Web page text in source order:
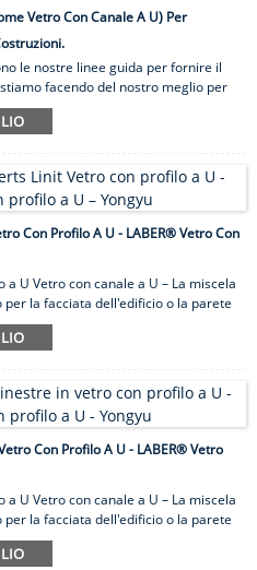
Vetro Con Canale A U) Per
le nostre linee guida per fornire il
facendo del nostro meglio per
nostro campo per soddisfare le
Glass (noto anche come U Channel
offrire soluzioni di alta qualità,
onesta.Benvenuti a tutti i buoni
per lo sviluppo ...
Con Profilo A U - LABER® Vetro Con
U Vetro con canale a U – La miscela
la facciata dell'edificio o la parete
per scontata.Dovresti sempre
quella perfetta per l'immagine.Se
U.Non solo ha un aspetto
profilo a U/vetro con canale a U
adatto per esterni e...
Con Profilo A U - LABER® Vetro
U Vetro con canale a U – La miscela
la facciata dell'edificio o la parete
per scontata.Dovresti sempre
quella perfetta per l'immagine.Se